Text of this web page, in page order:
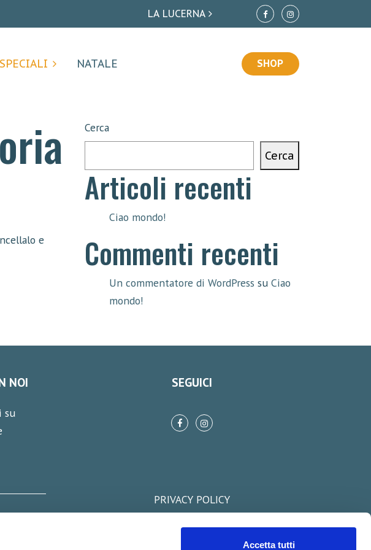
Accetta tutti
LA LUCERNA
AREE GIOCO E ARREDI URBANI
GIOCO E CREO
NATALE SHOP
e
Cerca
Cerca
Articoli recenti
Ciao mondo!
Commenti recenti
Un commentatore di WordPress su Ciao
mondo!
NOI
su
SEGUICI
PRIVACY POLICY
COOKIE POLICY